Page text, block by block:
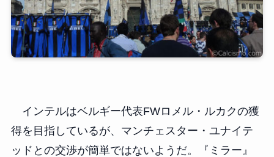
インテルはベルギー代表FWロメル・ルカクの獲
得を目指しているが、マンチェスター・ユナイテ
ッドとの交渉が簡単ではないようだ。『ミラー』